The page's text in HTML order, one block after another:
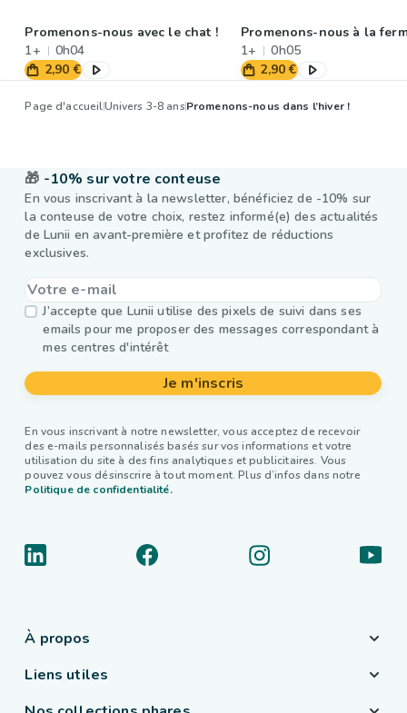
Promenons-nous avec le chat !
1+
0h04
2,90 €
Promenons-nous à la
1+
0h05
2,90 €
Page d'accueilUnivers 3-8 ansPromenons-nous dans l’hiver !
🎁 -10% sur votre conteuse
En vous inscrivant à la newsletter, bénéficiez de -10% sur
la conteuse de votre choix, restez informé(e) des actualités
de Lunii en avant-première et profitez de réductions
exclusives.
J’accepte que Lunii utilise des pixels de suivi dans ses
emails pour me proposer des messages correspondant à
mes centres d'intérêt
Je m'inscris
En vous inscrivant à notre newsletter, vous acceptez de recevoir
des e-mails personnalisés basés sur vos informations et votre
utilisation du site à des fins analytiques et publicitaires. Vous
pouvez vous désinscrire à tout moment. Plus d’infos dans notre
Politique de confidentialité.
À propos
Liens utiles